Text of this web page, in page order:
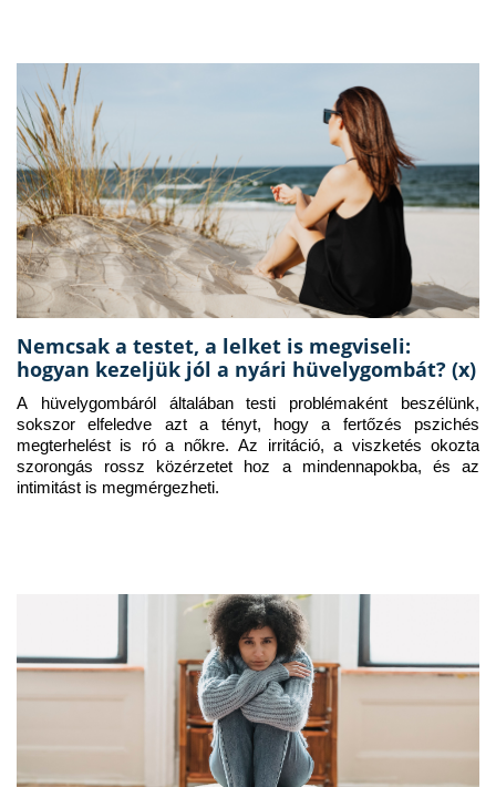
Nemcsak a testet, a lelket is megviseli:
hogyan kezeljük jól a nyári hüvelygombát? (x)
A hüvelygombáról általában testi problémaként beszélünk,
sokszor elfeledve azt a tényt, hogy a fertőzés pszichés
megterhelést is ró a nőkre. Az irritáció, a viszketés okozta
szorongás rossz közérzetet hoz a mindennapokba, és az
intimitást is megmérgezheti.